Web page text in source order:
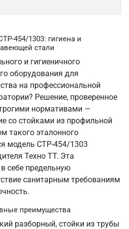
454/1303: гигиена и
стали
и гигиеничного
оборудования для
на профессиональной
Решение, проверенное
нормативами —
со стойками из профильной
такого эталонного
модель СТР-454/1303
Техно ТТ. Эта
себе предельную
санитарным требованиям
преимущества
разборный, стойки из трубы